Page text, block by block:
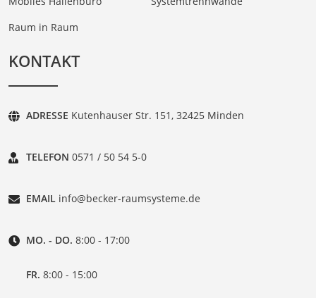
Raum in Raum
KONTAKT
ADRESSE Kutenhauser Str. 151, 32425 Minden
TELEFON 0571 / 50 54 5-0
EMAIL info@becker-raumsysteme.de
MO. - DO. 8:00 - 17:00
FR. 8:00 - 15:00